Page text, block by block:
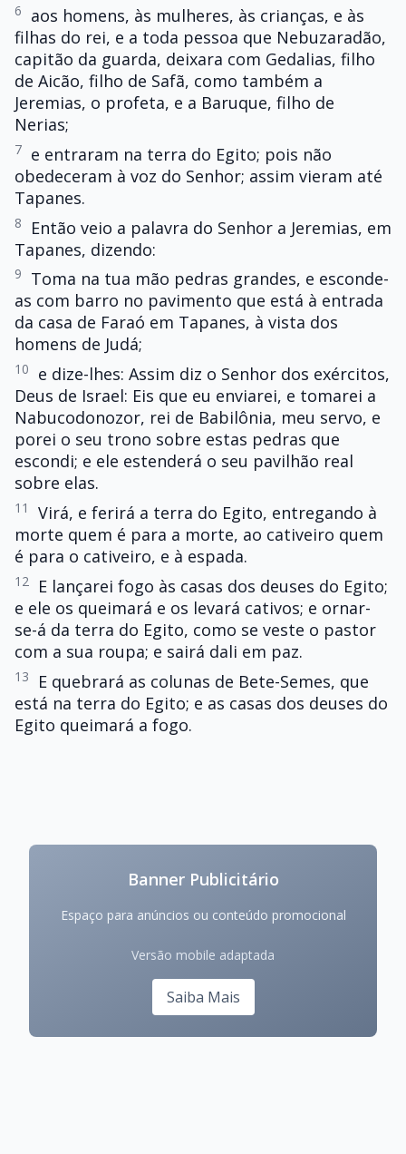
6
aos homens, às mulheres, às crianças, e às
filhas do rei, e a toda pessoa que Nebuzaradão,
capitão da guarda, deixara com Gedalias, filho
de Aicão, filho de Safã, como também a
Jeremias, o profeta, e a Baruque, filho de
Nerias;
7 e entraram na terra do Egito; pois não
obedeceram à voz do Senhor; assim vieram até
Tapanes.
8
Então veio a palavra do Senhor a Jeremias, em
Tapanes, dizendo:
9
Toma na tua mão pedras grandes, e esconde-
as com barro no pavimento que está à entrada
da casa de Faraó em Tapanes, à vista dos
homens de Judá;
10
e dize-lhes: Assim diz o Senhor dos exércitos,
Deus de Israel: Eis que eu enviarei, e tomarei a
Nabucodonozor, rei de Babilônia, meu servo, e
porei o seu trono sobre estas pedras que
escondi; e ele estenderá o seu pavilhão real
sobre elas.
11
Virá, e ferirá a terra do Egito, entregando à
morte quem é para a morte, ao cativeiro quem
é para o cativeiro, e à espada.
12
E lançarei fogo às casas dos deuses do Egito;
e ele os queimará e os levará cativos; e ornar-
se-á da terra do Egito, como se veste o pastor
com a sua roupa; e sairá dali em paz.
13
E quebrará as colunas de Bete-Semes, que
está na terra do Egito; e as casas dos deuses do
Egito queimará a fogo.
Banner Publicitário
Espaço para anúncios ou conteúdo promocional
Versão mobile adaptada
Saiba Mais